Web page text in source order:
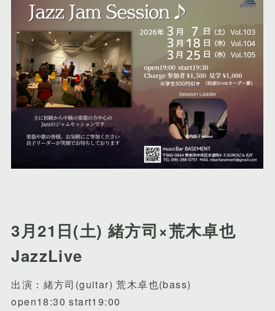
3月21日(土) 緒方司×荒木卓也
JazzLive
出演：緒方司(guitar) 荒木卓也(bass)
open18:30 start19:00